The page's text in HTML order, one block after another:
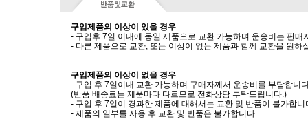
구입제품의 이상이 있을 경우
- 구입후 7일 이내에 동일 제품으로 교환 가능하며 운송비는 판매
- 다른 제품으로 교환, 또는 이상이 없는 제품과 함께 교환을 원하
구입제품의 이상이 없을 경우
- 구입 후 7일이내 교환 가능하며 구매자께서 운송비를 부담합니
(반품 배송료는 제품마다 다르므로 전화상담 부탁드립니다.)
- 구입 후 7일이 경과한 제품에 대해서는 교환 및 반품이 불가합니
- 제품의 일부를 사용 후 교환 및 반품은 불가합니다.